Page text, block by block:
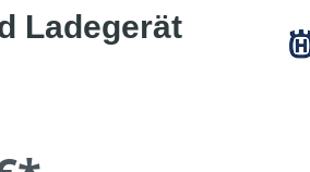
Ladegerät